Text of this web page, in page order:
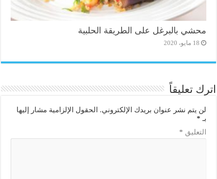
محشي بالبرغل على الطريقة الحلبية
18 مايو، 2020
اترك تعليقاً
لن يتم نشر عنوان بريدك الإلكتروني.
الحقول الإلزامية مشار إليها
بـ *
التعليق *